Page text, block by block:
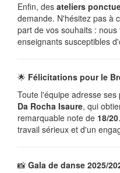
Enfin, des ateliers
demande. N'hésitez pas à
part de vos souhaits :
enseignants susceptibles
🌟 Félicitations pour le
Toute l'équipe adresse
Da Rocha Isaure, qui
remarquable note de 18/20
travail sérieux et d'un
📸 Gala de danse 2025/